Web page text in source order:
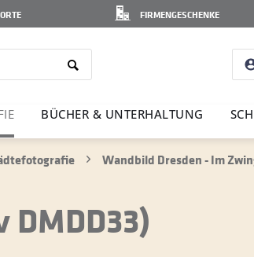
FIRMENGESCHENKE
BÜCHER & UNTER­HAL­TUNG
Wandbild Dresden - Im